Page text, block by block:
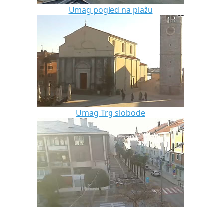
Umag pogled na plažu
Umag Trg slobode